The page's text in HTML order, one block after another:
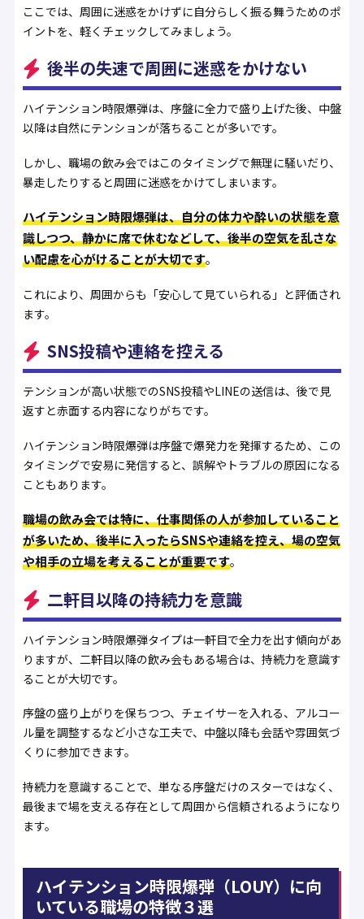
ここでは、周囲に迷惑をかけずに自分らしく振る舞うためのポ
イントを、軽くチェックしてみましょう。
後半の失速で周囲に迷惑をかけない
ハイテンション時限爆弾は、序盤に全力で盛り上げた後、中盤
以降は自然にテンションが落ちることが多いです。
しかし、職場の飲み会ではこのタイミングで無理に騒いだり、
暴走したりすると周囲に迷惑をかけてしまいます。
ハイテンション時限爆弾は、自分の体力や酔いの状態を意
識しつつ、静かに席で休むなどして、後半の空気を乱さな
い配慮を心がけることが大切です。
これにより、周囲からも「安心して見ていられる」と評価され
ます。
SNS投稿や連絡を控える
テンションが高い状態でのSNS投稿やLINEの送信は、後で見
返すと赤面する内容になりがちです。
ハイテンション時限爆弾は序盤で爆発力を発揮するため、この
タイミングで安易に発信すると、誤解やトラブルの原因になる
こともあります。
職場の飲み会では特に、仕事関係の人が参加していること
が多いため、後半に入ったらSNSや連絡を控え、場の空気
や相手の立場を考えることが重要です。
二軒目以降の持続力を意識
ハイテンション時限爆弾タイプは一軒目で全力を出す傾向があ
りますが、二軒目以降の飲み会もある場合は、持続力を意識す
ることが大切です。
序盤の盛り上がりを保ちつつ、チェイサーを入れる、アルコー
ル量を調整するなど小さな工夫で、中盤以降も会話や雰囲気づ
くりに参加できます。
持続力を意識することで、単なる序盤だけのスターではなく、
最後まで場を支える存在として周囲から信頼されるようになり
ます。
ハイテンション時限爆弾（LOUY）に向
いている職場の特徴３選